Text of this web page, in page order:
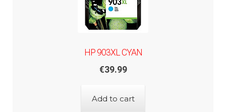
HP 903XL CYAN
€39.99
Add to cart